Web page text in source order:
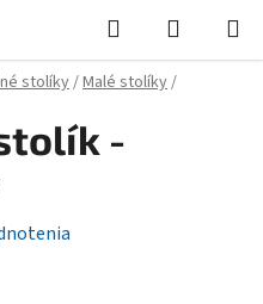
Hľadať
KOŠÍK
stolíky/Malé stolíky/
-